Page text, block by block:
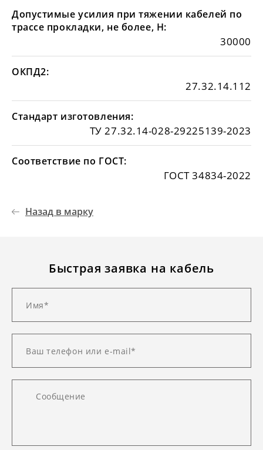
Допустимые усилия при тяжении кабелей по
трассе прокладки, не более, Н:
30000
ОКПД2:
27.32.14.112
Стандарт изготовления:
ТУ 27.32.14-028-29225139-2023
Соответствие по ГОСТ:
ГОСТ 34834-2022
Назад в марку
Быстрая заявка на кабель